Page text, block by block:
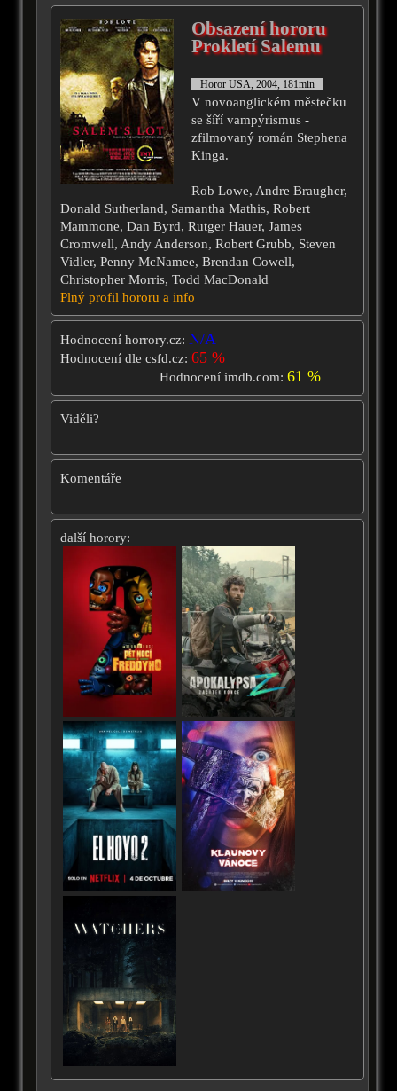
Obsazení hororu
Prokletí Salemu
Horor USA, 2004, 181min
V novoanglickém městečku
se šíří vampýrismus -
zfilmovaný román Stephena
Kinga.
Rob Lowe, Andre Braugher,
Donald Sutherland, Samantha Mathis, Robert
Mammone, Dan Byrd, Rutger Hauer, James
Cromwell, Andy Anderson, Robert Grubb, Steven
Vidler, Penny McNamee, Brendan Cowell,
Christopher Morris, Todd MacDonald
Plný profil hororu a info
Hodnocení horrory.cz: N/A
Hodnocení dle csfd.cz: 65 %
Hodnocení imdb.com:61 %
Viděli?
Komentáře
další horory: